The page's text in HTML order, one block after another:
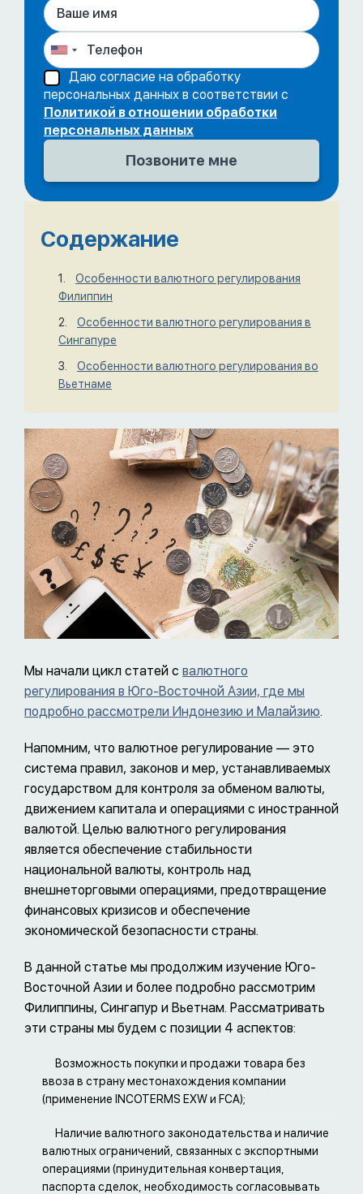
Даю согласие на обработку
персональных данных в соответствии с
Политикой в отношении обработки
персональных данных
Содержание
Особенности валютного регулирования
Филиппин
Особенности валютного регулирования в
Сингапуре
Особенности валютного регулирования во
Вьетнаме
Мы начали цикл статей с валютного
регулирования в Юго-Восточной Азии, где мы
подробно рассмотрели Индонезию и Малайзию.
Напомним, что валютное регулирование — это
система правил, законов и мер, устанавливаемых
государством для контроля за обменом валюты,
движением капитала и операциями с иностранной
валютой. Целью валютного регулирования
является обеспечение стабильности
национальной валюты, контроль над
внешнеторговыми операциями, предотвращение
финансовых кризисов и обеспечение
экономической безопасности страны.
В данной статье мы продолжим изучение Юго-
Восточной Азии и более подробно рассмотрим
Филиппины, Сингапур и Вьетнам. Рассматривать
эти страны мы будем с позиции 4 аспектов:
Возможность покупки и продажи товара без
ввоза в страну местонахождения компании
(применение INCOTERMS EXW и FCA);
Наличие валютного законодательства и наличие
валютных ограничений, связанных с экспортными
операциями (принудительная конвертация,
паспорта сделок, необходимость согласовывать